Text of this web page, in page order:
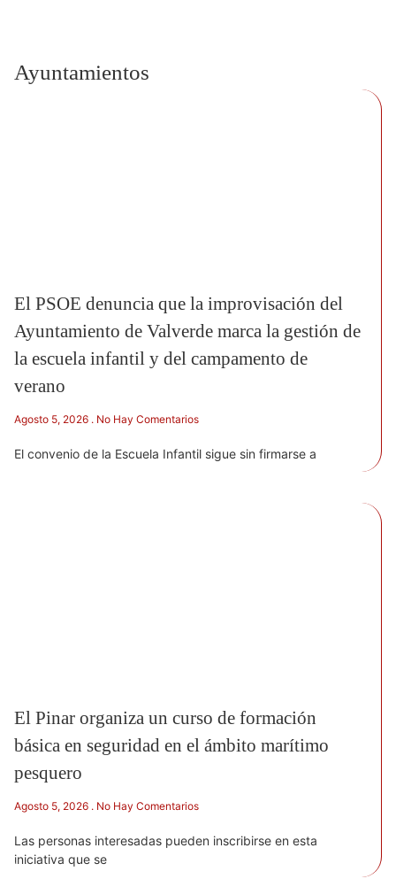
Ayuntamientos
El PSOE denuncia que la improvisación del
Ayuntamiento de Valverde marca la gestión de
la escuela infantil y del campamento de
verano
Agosto 5, 2026 No Hay Comentarios
El convenio de la Escuela Infantil sigue sin firmarse a
El Pinar organiza un curso de formación
básica en seguridad en el ámbito marítimo
pesquero
Agosto 5, 2026 No Hay Comentarios
Las personas interesadas pueden inscribirse en esta
iniciativa que se